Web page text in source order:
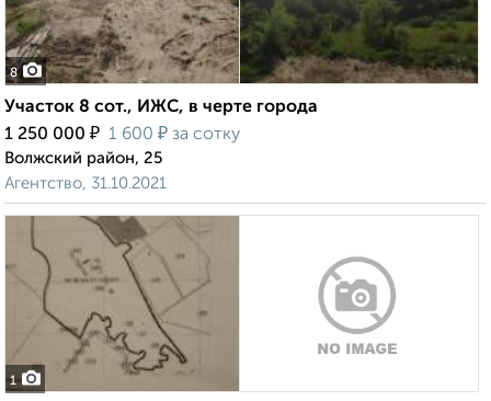
8
Участок 8 сот., ИЖС, в черте города
1 250 000 ₽ 1 600 ₽ за сотку
Волжский район, 25
Агентство, 31.10.2021
1